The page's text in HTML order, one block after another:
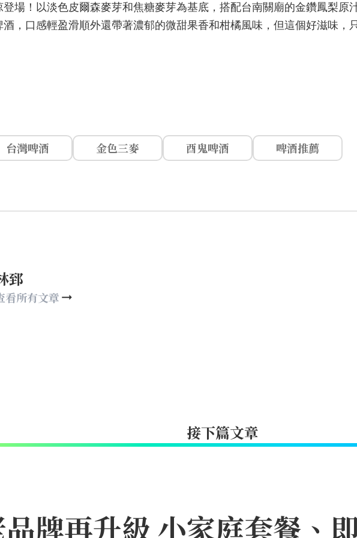
場！以淡色皮爾森麥芽和焦糖麥芽為基底，搭配台南關廟的金鑽鳳梨原
，口感輕盈滑順外還帶著濃郁的微甜果香和柑橘風味，但這個好滋味，
台灣啤酒 金色三麥 酉鬼啤酒
啤酒推薦
郅
看所有文章
接下篇文章
牌再升級 小家庭套餐、